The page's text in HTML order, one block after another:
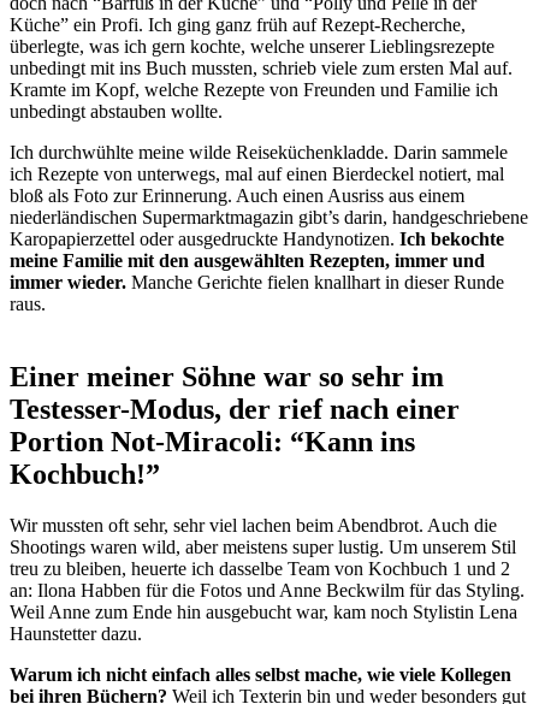
Küche” ein Profi. Ich ging ganz früh auf Rezept-Recherche,
überlegte, was ich gern kochte, welche unserer Lieblingsrezepte
unbedingt mit ins Buch mussten, schrieb viele zum ersten Mal auf.
Kramte im Kopf, welche Rezepte von Freunden und Familie ich
unbedingt abstauben wollte.
Ich durchwühlte meine wilde Reiseküchenkladde. Darin sammele
ich Rezepte von unterwegs, mal auf einen Bierdeckel notiert, mal
bloß als Foto zur Erinnerung. Auch einen Ausriss aus einem
niederländischen Supermarktmagazin gibt’s darin, handgeschriebene
Karopapierzettel oder ausgedruckte Handynotizen. Ich bekochte
meine Familie mit den ausgewählten Rezepten, immer und
immer wieder. Manche Gerichte fielen knallhart in dieser Runde
raus.
Einer meiner Söhne war so sehr im
Testesser-Modus, der rief nach einer
Portion Not-Miracoli: “Kann ins
Kochbuch!”
Wir mussten oft sehr, sehr viel lachen beim Abendbrot. Auch die
Shootings waren wild, aber meistens super lustig. Um unserem Stil
treu zu bleiben, heuerte ich dasselbe Team von Kochbuch 1 und 2
an: Ilona Habben für die Fotos und Anne Beckwilm für das Styling.
Weil Anne zum Ende hin ausgebucht war, kam noch Stylistin Lena
Haunstetter dazu.
Warum ich nicht einfach alles selbst mache, wie viele Kollegen
bei ihren Büchern? Weil ich Texterin bin und weder besonders gut